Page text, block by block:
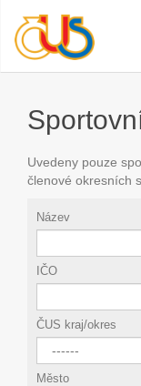
Uvedeny pouze
členové okresních
Název
IČO
ČUS kraj/okres
Město